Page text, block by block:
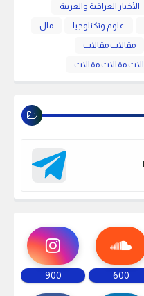
الأخبار العراقية والعربية
علوم وتكنلوجيا
مال
مقالات مقالات
مقالات مقالات
600
900